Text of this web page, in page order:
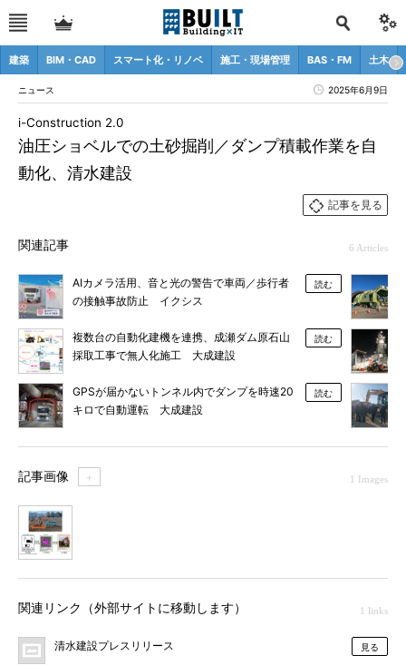
建築 BIM・CAD スマート化・リノベ 施工・現場管理 BAS・FM 土木
ニュース 2025年6月9日
油圧ショベルでの土砂掘削／ダンプ積載作業を自
動化、清水建設
i-Construction 2.0
記事を見る
関連記事 6 Articles
AIカメラ活用、音と光の警告で車両／歩行者
の接触事故防止 イクシス
読む
複数台の自動化建機を連携、成瀬ダム原石山
採取工事で無人化施工 大成建設
読む
GPSが届かないトンネル内でダンプを時速20
キロで自動運転 大成建設
読む
記事画像 ＋ 1 Images
関連リンク（外部サイトに移動します） 1 links
清水建設プレスリリース 見る